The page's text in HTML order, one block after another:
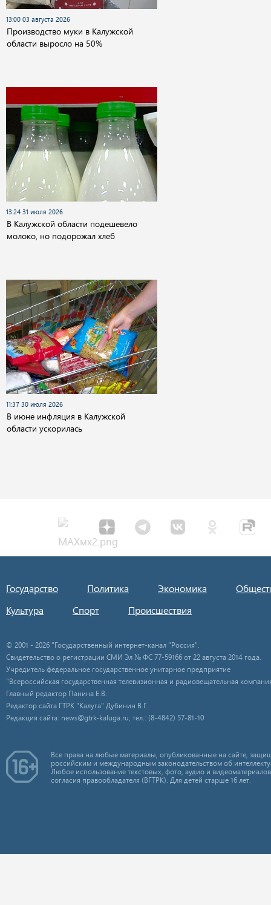
13:00 03 августа 2026
Производство муки в Калужской
области выросло на 50%
13:24 31 июля 2026
В Калужской области подешевело
молоко, но подорожал хлеб
11:37 30 июля 2026
В июне инфляция в Калужской
области ускорилась
Государство Политика Экономика
Культура
Спорт Происшествия
© 2001 - 2026 "Государственный интернет-канал "Россия".
Свидетельство о регистрации СМИ Эл № ФС 77-59166 от 22 августа 2014 года.
Учредитель федеральное государственное унитарное предприятие
"Всероссийская государственная телевизионная и радиовещательная
Главный редактор Панина Е.В.
Редактор сайта ГТРК "Калуга" Дубинин В.Г.
Редакция сайта: news@gtrk-kaluga.ru, тел.: (8-4842) 57-81-10
Все права на любые материалы, опубликованные на сайте,
российским и международным законодательством об
Любое использование текстовых, фото, аудио и
согласия правообладателя (ВГТРК). Для детей старше 16 лет.